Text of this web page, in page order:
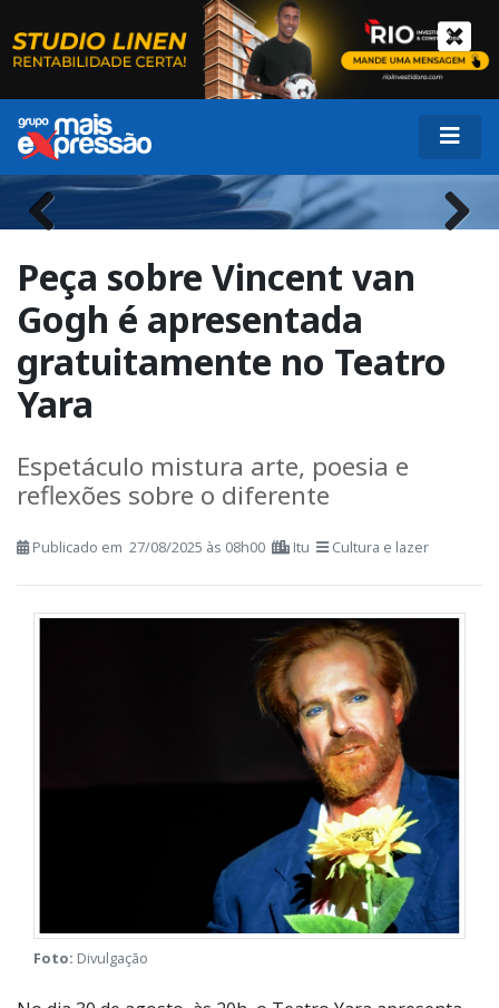
Previous
Peça sobre Vincent van
Gogh é apresentada
gratuitamente no Teatro
Yara
Espetáculo mistura arte, poesia e
reflexões sobre o diferente
Publicado em 27/08/2025 às 08h00 Itu Cultura e lazer
Divulgação